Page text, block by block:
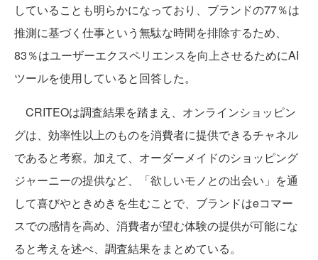
していることも明らかになっており、ブランドの77％は
推測に基づく仕事という無駄な時間を排除するため、
83％はユーザーエクスペリエンスを向上させるためにAI
ツールを使用していると回答した。
CRITEOは調査結果を踏まえ、オンラインショッピン
グは、効率性以上のものを消費者に提供できるチャネル
であると考察。加えて、オーダーメイドのショッピング
ジャーニーの提供など、「欲しいモノとの出会い」を通
して喜びやときめきを生むことで、ブランドはeコマー
スでの感情を高め、消費者が望む体験の提供が可能にな
ると考えを述べ、調査結果をまとめている。